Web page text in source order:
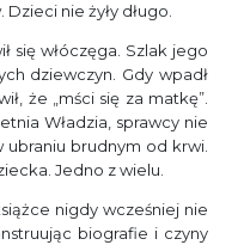
nie żyły długo.
się włóczęga. Szlak jego
dziewczyn. Gdy wpadł
że „mści się za matkę”.
Władzia, sprawcy nie
ubraniu brudnym od krwi.
Jedno z wielu.
nigdy wcześniej nie
biografie i czyny